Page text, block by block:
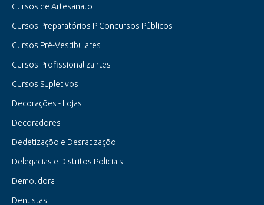
Cursos de Artesanato
Cursos Preparatórios P Concursos Públicos
Cursos Pré-Vestibulares
Cursos Profissionalizantes
Cursos Supletivos
Decorações - Lojas
Decoradores
Dedetizaçõo e Desratizaçõo
Delegacias e Distritos Policiais
Demolidora
Dentistas